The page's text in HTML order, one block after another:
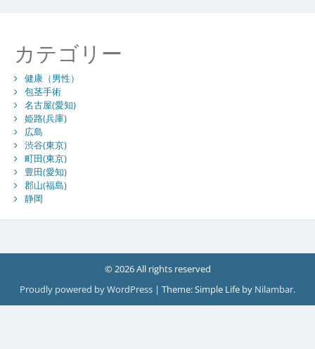
カテゴリー
健康（男性）
包茎手術
名古屋(愛知)
姫路(兵庫)
広島
渋谷(東京)
町田(東京)
豊田(愛知)
郡山(福島)
静岡
© 2026 All rights reserved
Proudly powered by WordPress | Theme: Simple Life by Nilambar.